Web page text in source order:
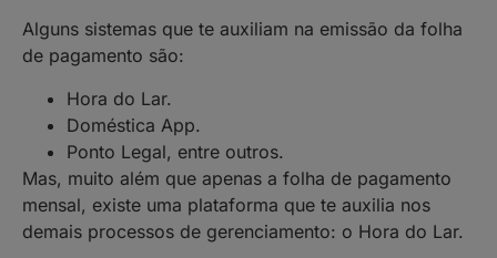
Alguns sistemas que te auxiliam na emissão da folha
de pagamento são:
Hora do Lar.
Doméstica App.
Ponto Legal, entre outros.
Mas, muito além que apenas a folha de pagamento
mensal, existe uma plataforma que te auxilia nos
demais processos de gerenciamento: o Hora do Lar.